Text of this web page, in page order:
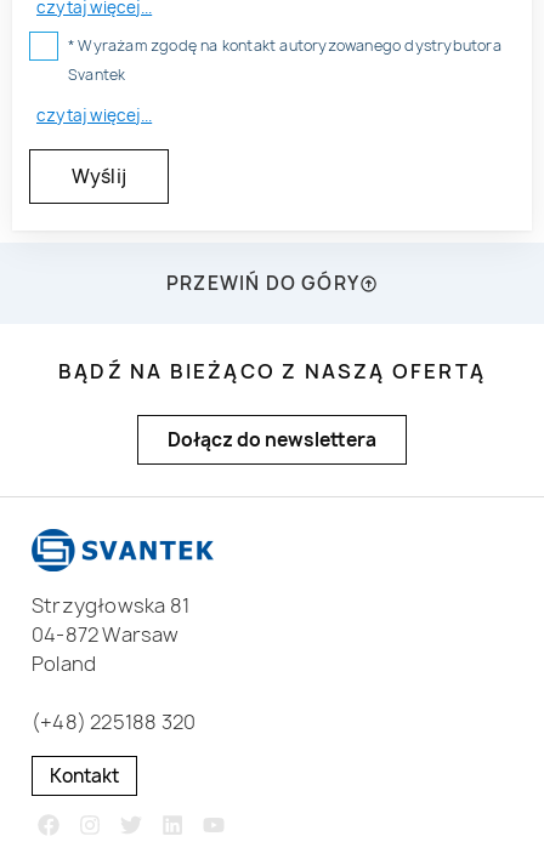
czytaj więcej...
* Wyrażam zgodę na kontakt autoryzowanego dystrybutora
Svantek
czytaj więcej...
PRZEWIŃ DO GÓRY
BĄDŹ NA BIEŻĄCO Z NASZĄ OFERTĄ
Dołącz do newslettera
Strzygłowska 81
04-872 Warsaw
Poland
(+48) 225188 320
Kontakt